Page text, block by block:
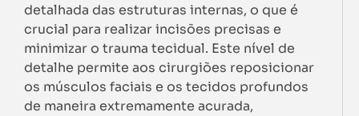
detalhada das estruturas internas, o que é
crucial para realizar incisões precisas e
minimizar o trauma tecidual. Este nível de
detalhe permite aos cirurgiões reposicionar
os músculos faciais e os tecidos profundos
de maneira extremamente acurada,